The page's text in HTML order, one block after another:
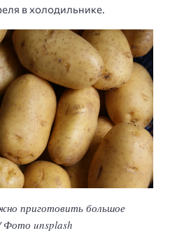
в холодильнике.
приготовить большое
Фото unsplash